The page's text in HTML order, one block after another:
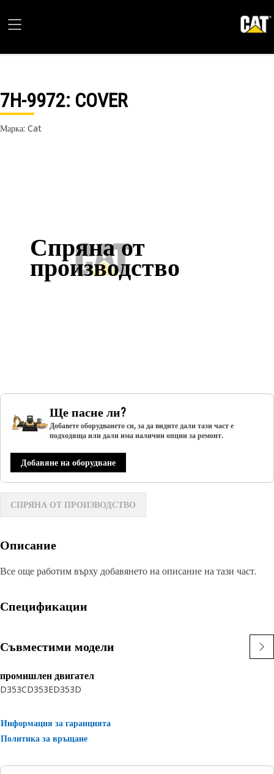
7H-9972: COVER
Марка: Cat
Спряна от
производство
Ще пасне ли?
Добавете оборудването си, за да видите дали тази част е
подходяща или дали има налични опции за ремонт.
Добавяне на оборудване
СПРЯНА ОТ ПРОИЗВОДСТВО
Описание
Все още работим върху добавянето на описание на тази част.
Спецификации
Съвместими модели
промишлен двигател
D353CD353ED353D
Информация за гаранцията
Политика за връщане